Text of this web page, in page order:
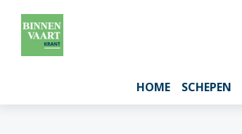
HOME SCHEPEN